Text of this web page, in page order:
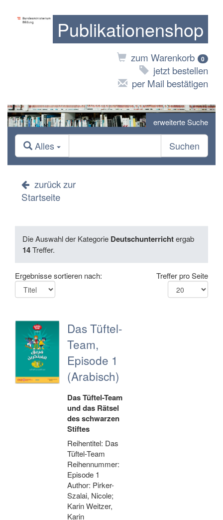
Publikationenshop
zum Warenkorb 0
jetzt bestellen
per Mail bestätigen
erweiterte Suche
Alles Suchen
zurück zur
Startseite
Die Auswahl der Kategorie Deutschunterrichtergab
14Treffer.
Ergebnisse sortieren nach: Treffer pro Seite
Das Tüftel-
Team,
Episode 1
(Arabisch)
Das Tüftel-Team
und das Rätsel
des schwarzen
Stiftes
Reihentitel: Das
Tüftel-Team
Reihennummer:
Episode 1
Author: Pirker-
Szalai, Nicole;
Karin Weitzer,
Karin